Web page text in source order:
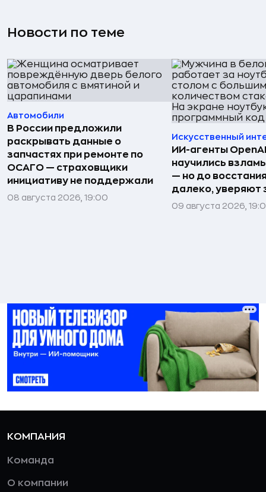
Новости по теме
Автомобили
В России предложили
раскрывать данные о
запчастях при ремонте по
ОСАГО — страховщики
инициативу не поддержали
08 августа 2026, 19:00
Искусственный
ИИ-агенты
научились
— но до
далеко, уверяют
09 августа 2026,
КОМПАНИЯ
Команда
О компании